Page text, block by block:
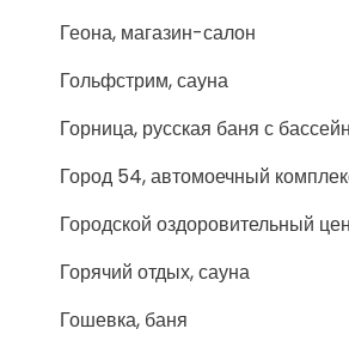
Геона, магазин-салон
Гольфстрим, сауна
Горница, русская баня с
Город 54, автомоечный
Городской оздоровительный
Горячий отдых, сауна
Гошевка, баня